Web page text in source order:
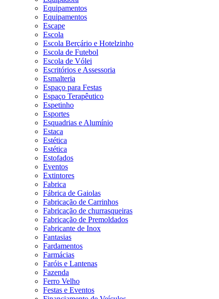
Equipamentos
Equipamentos
Escape
Escola
Escola Berçário e Hotelzinho
Escola de Futebol
Escola de Vólei
Escritórios e Assessoria
Esmalteria
Espaço para Festas
Espaço Terapêutico
Espetinho
Esportes
Esquadrias e Alumínio
Estaca
Estética
Estética
Estofados
Eventos
Extintores
Fabrica
Fábrica de Gaiolas
Fabricação de Carrinhos
Fabricação de churrasqueiras
Fabricação de Premoldados
Fabricante de Inox
Fantasias
Fardamentos
Farmácias
Faróis e Lantenas
Fazenda
Ferro Velho
Festas e Eventos